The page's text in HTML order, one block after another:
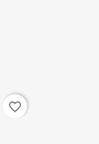
favorite_border